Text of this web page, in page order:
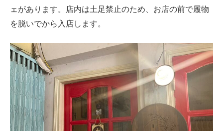
ェがあります。店内は土足禁止のため、お店の前で履物
を脱いでから入店します。